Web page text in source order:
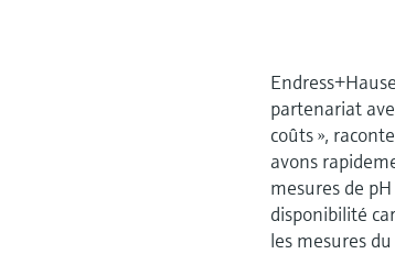
partenariat
coûts »,
avons
mesures de
disponibilité
les mesures